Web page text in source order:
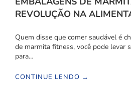
REVOLUÇÃO NA
Quem disse que comer saudável é
de marmita fitness, você pode levar
para…
CONTINUE LENDO →